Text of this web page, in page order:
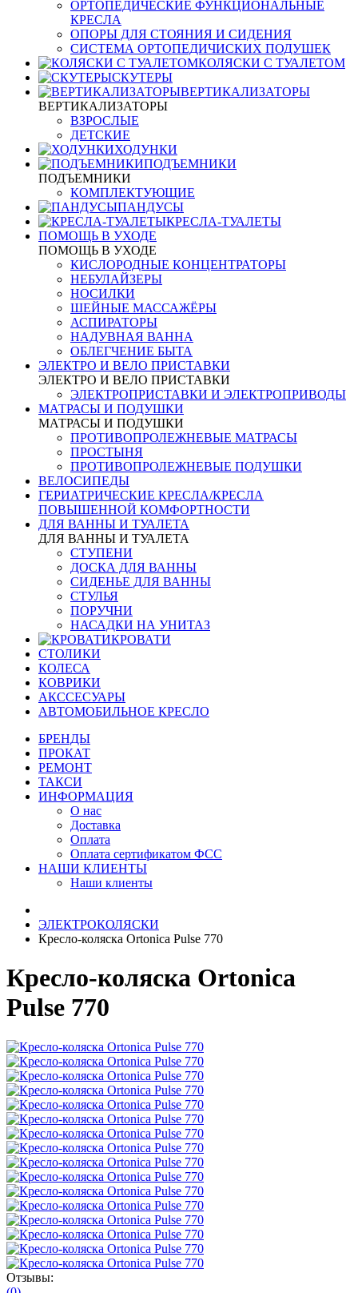
ОРТОПЕДИЧЕСКИЕ ФУНКЦИОНАЛЬНЫЕ
КРЕСЛА
ОПОРЫ ДЛЯ СТОЯНИЯ И СИДЕНИЯ
СИСТЕМА ОРТОПЕДИЧИСКИХ ПОДУШЕК
КОЛЯСКИ С ТУАЛЕТОМ
СКУТЕРЫ
ВЕРТИКАЛИЗАТОРЫ
ВЕРТИКАЛИЗАТОРЫ
ВЗРОСЛЫЕ
ДЕТСКИЕ
ХОДУНКИ
ПОДЪЕМНИКИ
ПОДЪЕМНИКИ
КОМПЛЕКТУЮЩИЕ
ПАНДУСЫ
КРЕСЛА-ТУАЛЕТЫ
ПОМОЩЬ В УХОДЕ
ПОМОЩЬ В УХОДЕ
КИСЛОРОДНЫЕ КОНЦЕНТРАТОРЫ
НЕБУЛАЙЗЕРЫ
НОСИЛКИ
ШЕЙНЫЕ МАССАЖЁРЫ
АСПИРАТОРЫ
НАДУВНАЯ ВАННА
ОБЛЕГЧЕНИЕ БЫТА
ЭЛЕКТРО И ВЕЛО ПРИСТАВКИ
ЭЛЕКТРО И ВЕЛО ПРИСТАВКИ
ЭЛЕКТРОПРИСТАВКИ И ЭЛЕКТРОПРИВОДЫ
МАТРАСЫ И ПОДУШКИ
МАТРАСЫ И ПОДУШКИ
ПРОТИВОПРОЛЕЖНЕВЫЕ МАТРАСЫ
ПРОСТЫНЯ
ПРОТИВОПРОЛЕЖНЕВЫЕ ПОДУШКИ
ВЕЛОСИПЕДЫ
ГЕРИАТРИЧЕСКИЕ КРЕСЛА/КРЕСЛА
ПОВЫШЕННОЙ КОМФОРТНОСТИ
ДЛЯ ВАННЫ И ТУАЛЕТА
ДЛЯ ВАННЫ И ТУАЛЕТА
СТУПЕНИ
ДОСКА ДЛЯ ВАННЫ
СИДЕНЬЕ ДЛЯ ВАННЫ
СТУЛЬЯ
ПОРУЧНИ
НАСАДКИ НА УНИТАЗ
КРОВАТИ
СТОЛИКИ
КОЛЕСА
КОВРИКИ
АКССЕСУАРЫ
АВТОМОБИЛЬНОЕ КРЕСЛО
БРЕНДЫ
ПРОКАТ
РЕМОНТ
ТАКСИ
ИНФОРМАЦИЯ
О нас
Доставка
Оплата
Оплата сертификатом ФСС
НАШИ КЛИЕНТЫ
Наши клиенты
ЭЛЕКТРОКОЛЯСКИ
Кресло-коляска Ortonica Pulse 770
Кресло-коляска Ortonica
Pulse 770
Отзывы: